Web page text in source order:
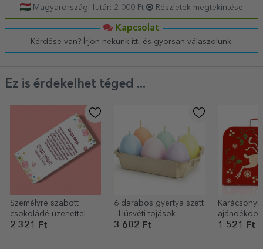
Magyarországi futár: 2 000 Ft Részletek megtekintése
Kapcsolat
Kérdése van? Írjon nekünk itt, és gyorsan válaszolunk.
Ez is érdekelhet téged ...
Személyre szabott
csokoládé üzenettel
anyukának
2 321 Ft
6 darabos gyertya szett
- Húsvéti tojások
3 602 Ft
Karácsonyi
rénszarvas
1 521 Ft